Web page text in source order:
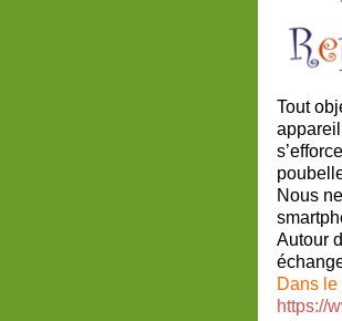
Tout
Nous
Autour
Dans le
https://